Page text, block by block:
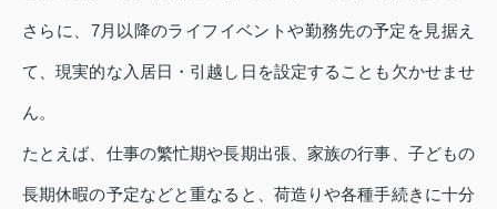
さらに、7月以降のライフイベントや勤務先の予定を見据え
て、現実的な入居日・引越し日を設定することも欠かせませ
ん。
たとえば、仕事の繁忙期や長期出張、家族の行事、子どもの
長期休暇の予定などと重なると、荷造りや各種手続きに十分